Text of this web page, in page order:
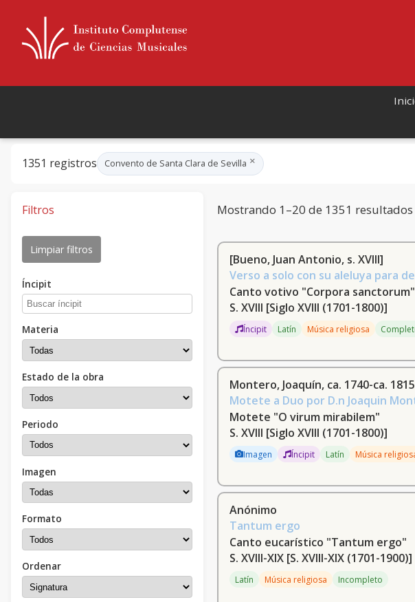
1351 registros Convento de Santa Clara de Sevilla ×
Filtros
Limpiar filtros
Íncipit
Materia
Estado de la obra
Periodo
Imagen
Formato
Ordenar
Mostrando 1–20 de 1351 resultados
[Bueno, Juan Antonio, s. XVIII]
Verso a solo con su aleluya para
Canto votivo "Corpora sanctorum"
S. XVIII [Siglo XVIII (1701-1800)]
Íncipit Latín Música religiosa
Montero, Joaquín, ca. 1740-ca. 1815
Motete a Duo por D.n Joaquin
Motete "O virum mirabilem"
S. XVIII [Siglo XVIII (1701-1800)]
Imagen Íncipit Latín Música
Anónimo
Tantum ergo
Canto eucarístico "Tantum ergo"
S. XVIII-XIX [S. XVIII-XIX (1701-1900)]
Latín Música religiosa Incompleto